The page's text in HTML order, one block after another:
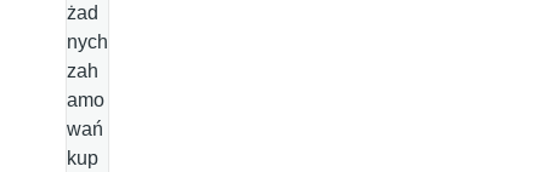
żad
nych
zah
amo
wań
kup